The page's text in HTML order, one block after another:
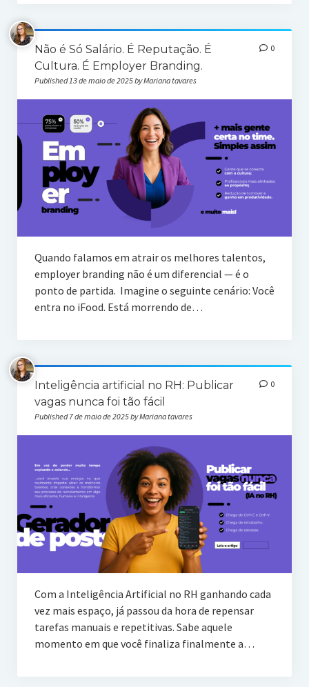
Não é Só Salário. É Reputação. É
Cultura. É Employer Branding.
Published 13 de maio de 2025 by Mariana tavares
0
Quando falamos em atrair os melhores talentos,
employer branding não é um diferencial — é o
ponto de partida. Imagine o seguinte cenário: Você
entra no iFood. Está morrendo de…
Inteligência artificial no RH: Publicar
vagas nunca foi tão fácil
Published 7 de maio de 2025 by Mariana tavares
0
Com a Inteligência Artificial no RH ganhando cada
vez mais espaço, já passou da hora de repensar
tarefas manuais e repetitivas. Sabe aquele
momento em que você finaliza finalmente a…